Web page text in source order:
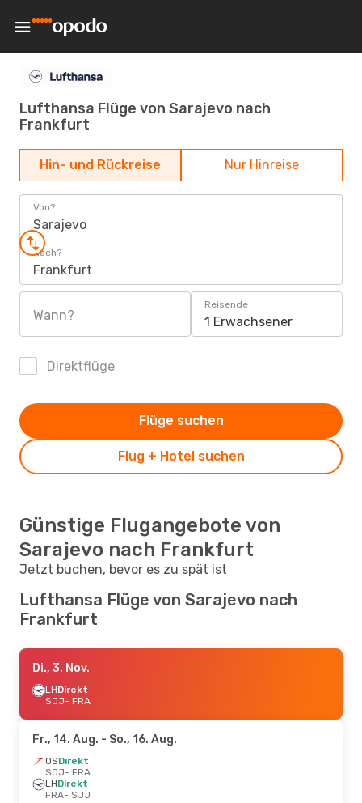
Lufthansa Flüge von Sarajevo nach
Frankfurt
Hin- und Rückreise Nur Hinreise
Von?
Sarajevo
Nach?
Frankfurt
Wann?
Reisende
1 Erwachsener
Direktflüge
Flug + Hotel suchen
Flüge suchen
Günstige Flugangebote von
Sarajevo nach Frankfurt
Jetzt buchen, bevor es zu spät ist
Lufthansa Flüge von Sarajevo nach
Frankfurt
Di., 3. Nov.
LHDirekt
SJJ- FRA
Fr., 14. Aug. - So., 16. Aug.
OSDirekt
SJJ- FRA
LHDirekt
FRA- SJJ